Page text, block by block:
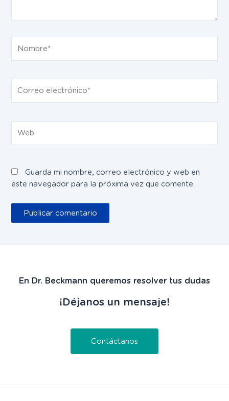
electrónico*
Guarda mi nombre, correo electrónico y web en
este navegador para la próxima vez que comente.
En Dr. Beckmann queremos resolver tus dudas
¡Déjanos un mensaje!
Contáctanos